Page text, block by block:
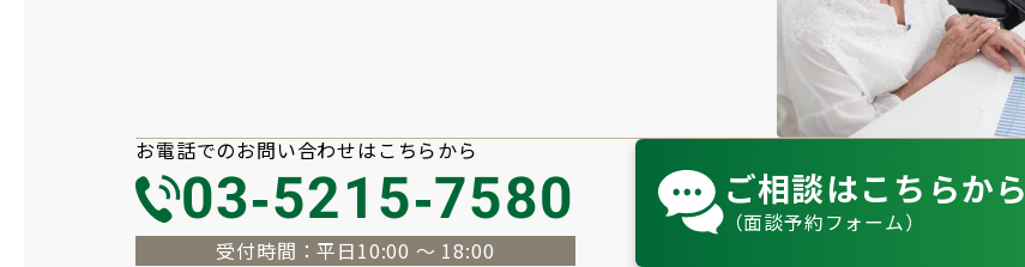
お電話でのお問い合わせはこちらから
03-5215-7580
受付時間：平日10:00 〜 18:00
ご相談はこちらから
（面談予約フォーム）